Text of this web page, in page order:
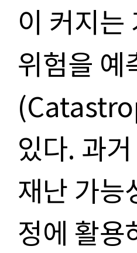
이 커지는
위험을 예
있다. 과
재난 가능
정에 활용